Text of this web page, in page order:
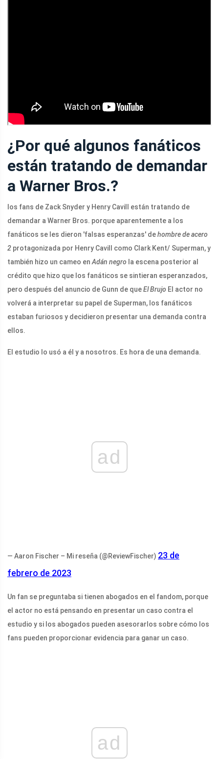
¿Por qué algunos fanáticos
están tratando de demandar
a Warner Bros.?
los fans de Zack Snyder y Henry Cavill están tratando de
demandar a Warner Bros. porque aparentemente a los
fanáticos se les dieron 'falsas esperanzas' dehombre de acero
2 protagonizada por Henry Cavill como Clark Kent/ Superman, y
también hizo un cameo enAdán negro la escena posterior al
crédito que hizo que los fanáticos se sintieran esperanzados,
pero después del anuncio de Gunn de queEl Brujo El actor no
volverá a interpretar su papel de Superman, los fanáticos
estaban furiosos y decidieron presentar una demanda contra
ellos.
El estudio lo usó a él y a nosotros. Es hora de una demanda.
ad
— Aaron Fischer – Mi reseña (@ReviewFischer) 23 de
febrero de 2023
Un fan se preguntaba si tienen abogados en el fandom, porque
el actor no está pensando en presentar un caso contra el
estudio y si los abogados pueden asesorarlos sobre cómo los
fans pueden proporcionar evidencia para ganar un caso.
ad